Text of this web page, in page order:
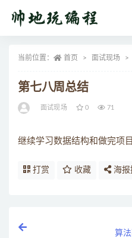
当前位置： 首页 面试现场
第七八周总结
面试现场 0 71
继续学习数据结构和做完项
打赏 收藏 海报
算